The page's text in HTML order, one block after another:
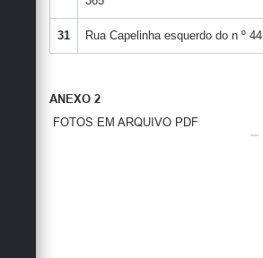
31 Rua Capelinha esquerdo do n º 44
ANEXO 2
FOTOS EM ARQUIVO PDF